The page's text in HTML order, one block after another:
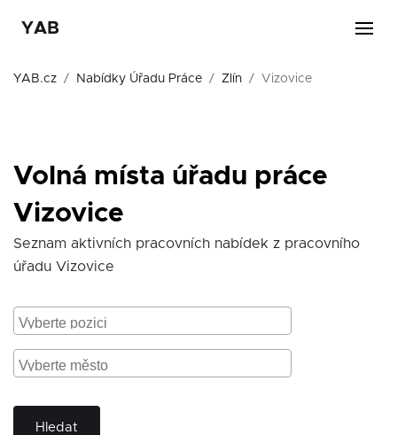
YAB
YAB.cz Nabídky Úřadu Práce Zlín Vizovice
Volná místa úřadu práce
Vizovice
Seznam aktivních pracovních nabídek z pracovního
úřadu Vizovice
Hledat